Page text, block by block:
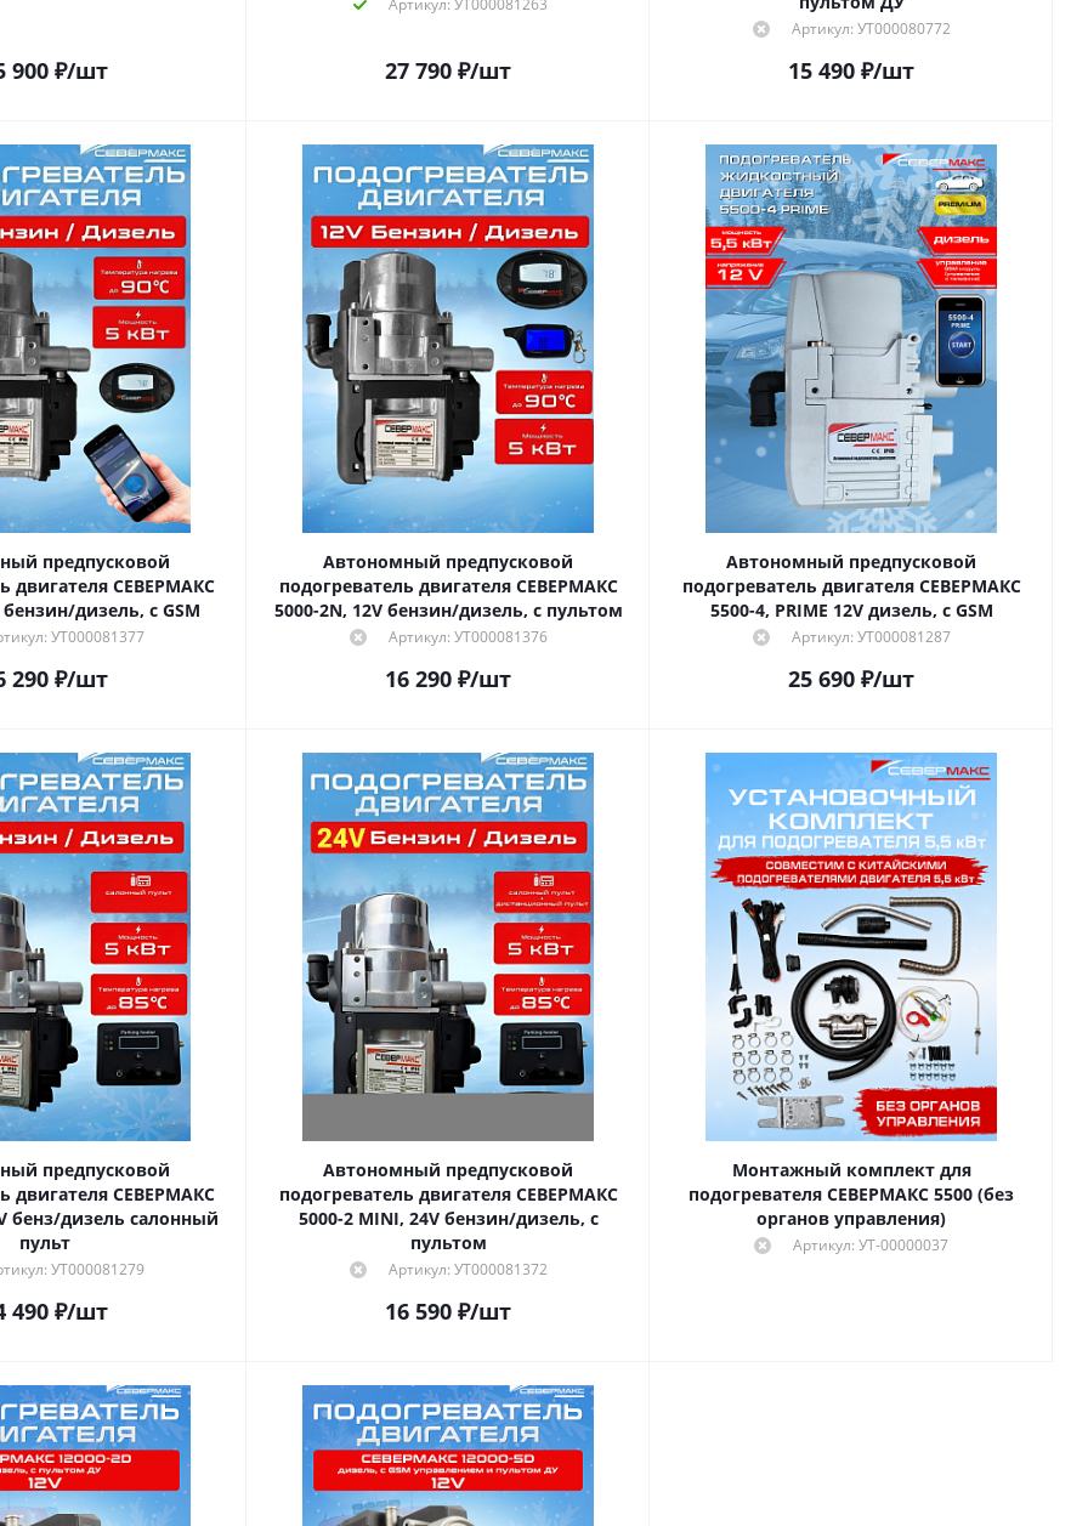
900 ₽/шт
Артикул: УТ000081263
27 790 ₽/шт
Артикул: УТ000080772
15 490 ₽/шт
предпусковой
двигателя СЕВЕРМАКС
5000-4N, 12V бензин/дизель, с GSM
УТ000081377
290 ₽/шт
Автономный предпусковой
подогреватель двигателя СЕВЕРМАКС
5000-2N, 12V бензин/дизель, с пультом
Артикул: УТ000081376
16 290 ₽/шт
Автономный предпусковой
подогреватель двигателя СЕВЕРМАКС
5500-4, PRIME 12V дизель, с GSM
Артикул: УТ000081287
25 690 ₽/шт
предпусковой
двигателя СЕВЕРМАКС
бенз/дизель салонный
пульт
УТ000081279
490 ₽/шт
Автономный предпусковой
подогреватель двигателя СЕВЕРМАКС
5000-2 MINI, 24V бензин/дизель, с
пультом
Артикул: УТ000081372
16 590 ₽/шт
Монтажный комплект для
подогревателя СЕВЕРМАКС 5500 (без
органов управления)
Артикул: УТ-00000037